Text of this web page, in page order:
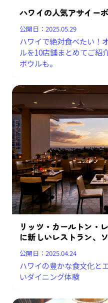
ハワイの人気アサイー
公開日：2025.05.29
ハワイで絶対食べたい！
ルを10店舗まとめてご紹
ボウルも。
リッツ・カールトン・
に新しいレストラン、
公開日：2025.04.24
ハワイの豊かな食文化と
いダイニング体験